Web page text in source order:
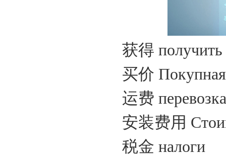
获得 получить
买价
运费
安装费用
税金 налоги